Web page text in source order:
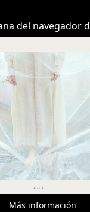
Más información